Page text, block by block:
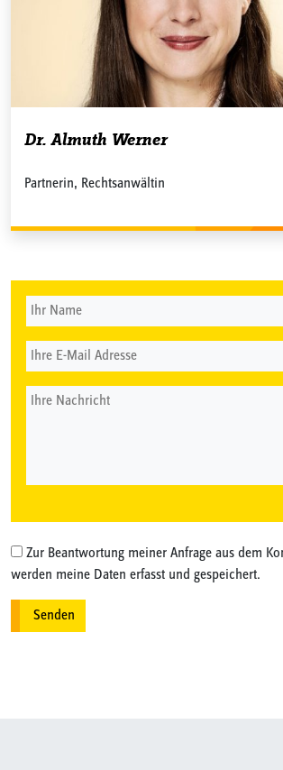
Dr. Almuth Werner
Partnerin, Rechtsanwältin
Zur Beantwortung meiner Anfrage aus dem
werden meine Daten erfasst und gespeichert.